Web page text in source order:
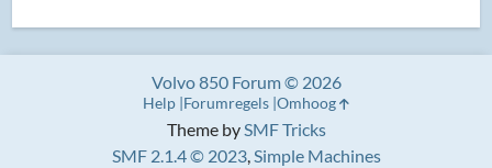
Theme bySMF Tricks
SMF 2.1.4 © 2023,Simple Machines
Volvo 850 Forum © 2026
Help Forumregels Omhoog